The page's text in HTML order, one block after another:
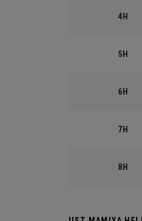
4H
5H
6H
7H
8H